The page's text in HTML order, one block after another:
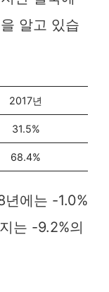
알고 있습
2017년
31.5%
68.4%
에는 -1.0%
는 -9.2%의